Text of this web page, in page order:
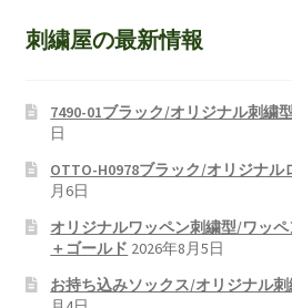
刺繍屋の最新情報
7490-01ブラック/オリジナル刺繍
日
OTTO-H0978ブラック/オリジナ
月6日
オリジナルワッペン刺繍型/ワッ
＋ゴールド 2026年8月5日
お持ち込みソックス/オリジナル